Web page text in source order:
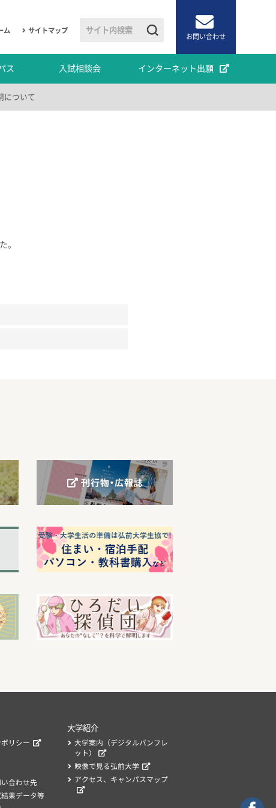
ム
サイトマップ
お問い合わせ
ス 入試相談会 インターネット出願
について
。
リシー
合わせ先
果データ等
大学紹介
大学案内（デジタルパンフレ
ット）
映像で見る弘前大学
アクセス、キャンパスマップ